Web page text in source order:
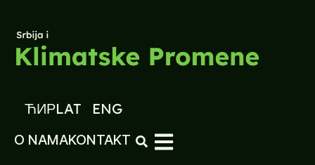
ЋИРLAT ENG
O NAMAKONTAKT